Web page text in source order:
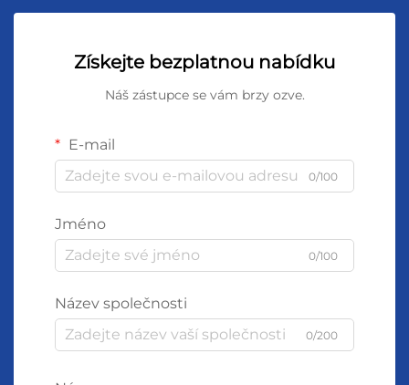
Získejte bezplatnou nabídku
Náš zástupce se vám brzy ozve.
E-mail
0/100
Jméno
0/100
Název společnosti
0/200